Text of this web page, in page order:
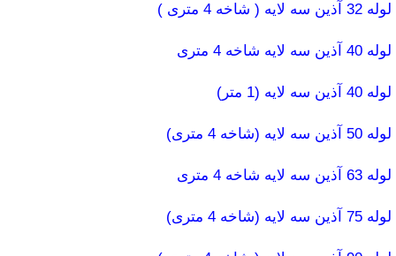
لوله 32 آذین سه لایه ( شاخه 4 متری )
لوله 40 آذین سه لایه شاخه 4 متری
لوله 40 آذین سه لایه (1 متر)
لوله 50 آذین سه لایه (شاخه 4 متری)
لوله 63 آذین سه لایه شاخه 4 متری
لوله 75 آذین سه لایه (شاخه 4 متری)